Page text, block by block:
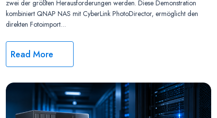
zwei der größten Herausforderungen werden. Diese Demonstration
kombiniert QNAP NAS mit CyberLink PhotoDirector, ermöglicht den
direkten Fotoimport…
Read More